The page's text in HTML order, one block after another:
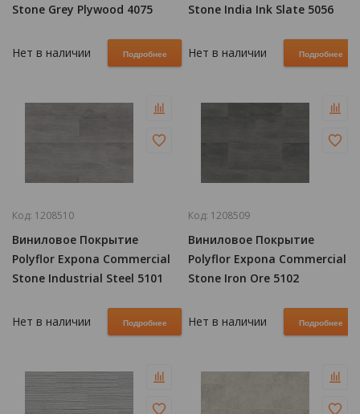
Stone Grey Plywood 4075
Нет в наличии Подробнее
Stone India Ink Slate 5056
Нет в наличии Подробнее
Код: 1208510
Виниловое Покрытие
Polyflor Expona Commercial
Stone Industrial Steel 5101
Нет в наличии Подробнее
Код: 1208509
Виниловое Покрытие
Polyflor Expona Commercial
Stone Iron Ore 5102
Нет в наличии Подробнее